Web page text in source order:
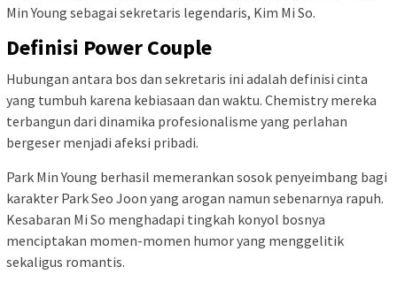
Min Young sebagai sekretaris legendaris, Kim Mi So.
Definisi Power Couple
Hubungan antara bos dan sekretaris ini adalah definisi cinta
yang tumbuh karena kebiasaan dan waktu. Chemistry mereka
terbangun dari dinamika profesionalisme yang perlahan
bergeser menjadi afeksi pribadi.
Park Min Young berhasil memerankan sosok penyeimbang bagi
karakter Park Seo Joon yang arogan namun sebenarnya rapuh.
Kesabaran Mi So menghadapi tingkah konyol bosnya
menciptakan momen-momen humor yang menggelitik
sekaligus romantis.